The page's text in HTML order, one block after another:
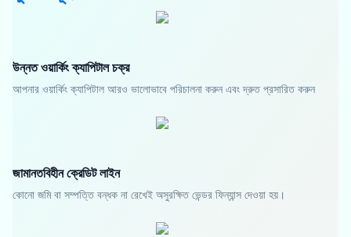
উন্নত ওয়ার্কিং ক্যাপিটাল চক্র
আপনার ওয়ার্কিং ক্যাপিটাল আরও ভালোভাবে পরিচালনা করুন এবং দ্রুত প্রসারিত করুন
জামানতবিহীন ক্রেডিট লাইন
কোনো জমি বা সম্পত্তি বন্ধক না রেখেই অসুরক্ষিত ভেন্ডর ফিন্যান্স দেওয়া হয়।